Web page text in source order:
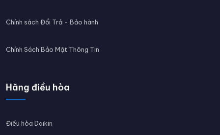
Chính sách Đổi Trả - Bảo hành
Chính Sách Bảo Mật Thông Tin
Hãng điều hòa
Điều hòa Daikin